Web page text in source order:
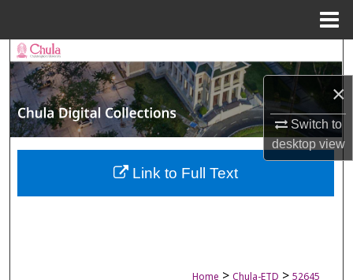
×
Switch to
desktopview
Search
Browse Collections
My Account
About
Home > Chula-ETD > 52645
Link to Full Text